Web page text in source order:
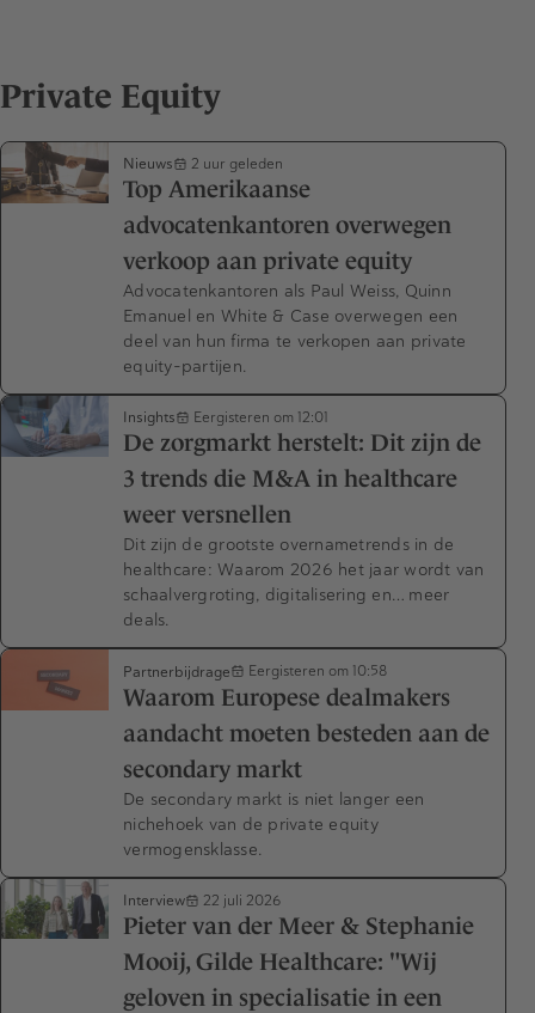
Private Equity
Nieuws 2 uur geleden
Top Amerikaanse
advocatenkantoren overwegen
verkoop aan private equity
Advocatenkantoren als Paul Weiss, Quinn
Emanuel en White & Case overwegen een
deel van hun firma te verkopen aan private
equity-partijen.
Insights Eergisteren om 12:01
De zorgmarkt herstelt: Dit zijn de
3 trends die M&A in healthcare
weer versnellen
Dit zijn de grootste overnametrends in de
healthcare: Waarom 2026 het jaar wordt van
schaalvergroting, digitalisering en… meer
deals.
Partnerbijdrage Eergisteren om 10:58
Waarom Europese dealmakers
aandacht moeten besteden aan de
secondary markt
De secondary markt is niet langer een
nichehoek van de private equity
vermogensklasse.
Interview 22 juli 2026
Pieter van der Meer & Stephanie
Mooij, Gilde Healthcare: "Wij
geloven in specialisatie in een